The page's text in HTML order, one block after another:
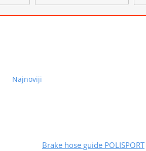
Najnoviji
Brake hose guide POLISPORT